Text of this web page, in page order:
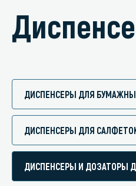
ДИСПЕНСЕРЫ ДЛЯ
ДИСПЕНСЕРЫ ДЛЯ
ДИСПЕНСЕРЫ И ДОЗАТОРЫ